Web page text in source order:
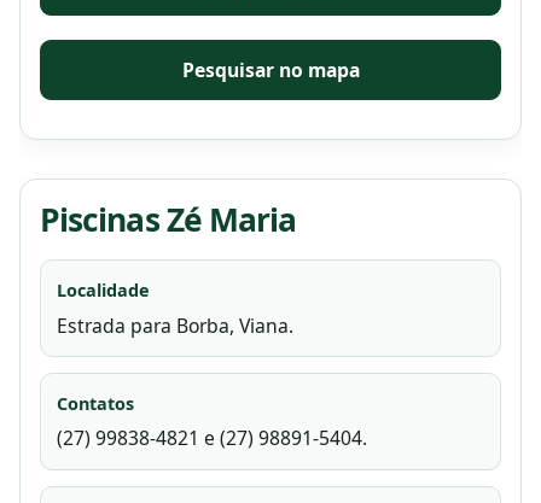
Pesquisar no mapa
Piscinas Zé Maria
Localidade
Estrada para Borba, Viana.
Contatos
(27) 99838-4821 e (27) 98891-5404.